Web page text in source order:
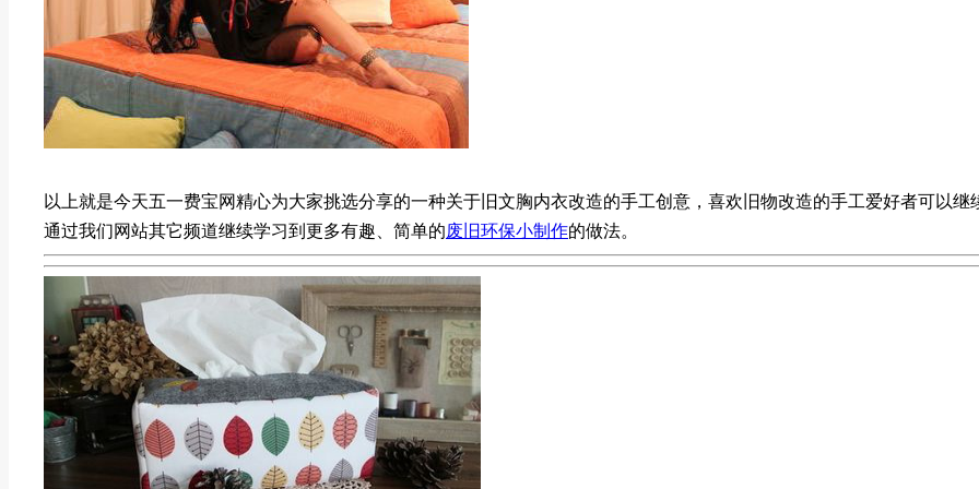
以上就是今天五一费宝网精心为大家挑选分享的一种关于旧文胸内衣改造的手工创意，喜欢旧物改造的手工爱好者可以继
通过我们网站其它频道继续学习到更多有趣、简单的废旧环保小制作的做法。